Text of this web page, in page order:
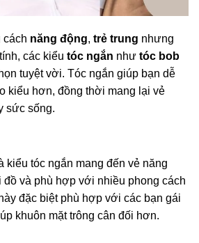
cách năng động, trẻ trung nhưng
các kiểu tóc ngắn như tóc bob
tuyệt vời. Tóc ngắn giúp bạn dễ
kiểu hơn, đồng thời mang lại vẻ
sức sống.
kiểu tóc ngắn mang đến vẻ năng
đồ và phù hợp với nhiều phong cách
đặc biệt phù hợp với các bạn gái
khuôn mặt trông cân đối hơn.